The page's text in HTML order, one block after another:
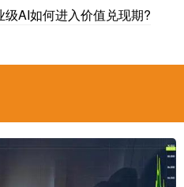
AI如何进入价值兑现期?